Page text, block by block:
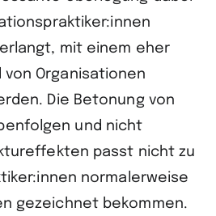
mit einem eher
Organisationen
Die Betonung von
und nicht
passt nicht zu
normalerweise
gezeichnet bekommen.